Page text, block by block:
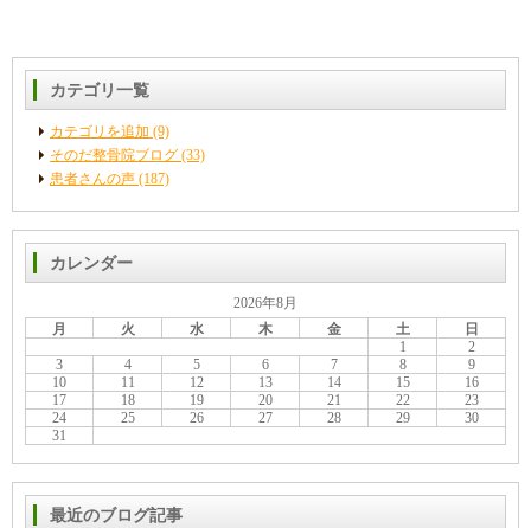
カテゴリ一覧
カテゴリを追加 (9)
そのだ整骨院ブログ (33)
患者さんの声 (187)
カレンダー
2026年8月
月
火 水 木 金 土
日
1
2
3
4 5 6 7 8
9
10
11 12 13 14 15
16
17
18 19 20 21 22
23
24
25 26 27 28 29
30
31
最近のブログ記事